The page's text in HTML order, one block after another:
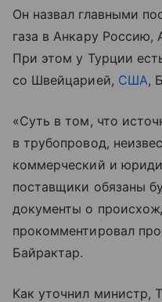
Он назвал главными
газа в Анкару Россию,
При этом у Турции
со Швейцарией, США,
«Суть в том, что
в трубопровод,
коммерческий и
поставщики обязаны
документы о
прокомментировал
Байрактар.
Как уточнил министр,